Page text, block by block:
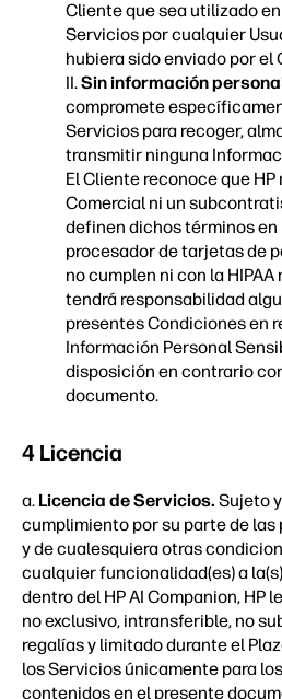
Cliente que sea utilizado
Servicios por cualquier
hubiera sido enviado por el
II.Sin información
compromete
Servicios para recoger,
transmitir ninguna
El Cliente reconoce que HP
Comercial ni un
definen dichos términos en
procesador de tarjetas de
no cumplen ni con la HIPAA
tendrá responsabilidad
presentes Condiciones en
Información Personal
disposición en contrario
documento.
4 Licencia
a. Licencia de Servicios. Sujeto
cumplimiento por su parte de
y de cualesquiera otras
cualquier funcionalidad(es) a
dentro del HP AI Companion, HP
no exclusivo, intransferible, no
regalías y limitado durante el
los Servicios únicamente para
contenidos en el presente